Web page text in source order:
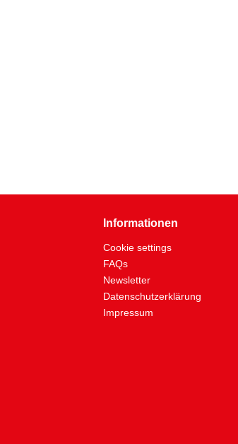
Informationen
Cookie settings
FAQs
Newsletter
Datenschutzerklärung
Impressum